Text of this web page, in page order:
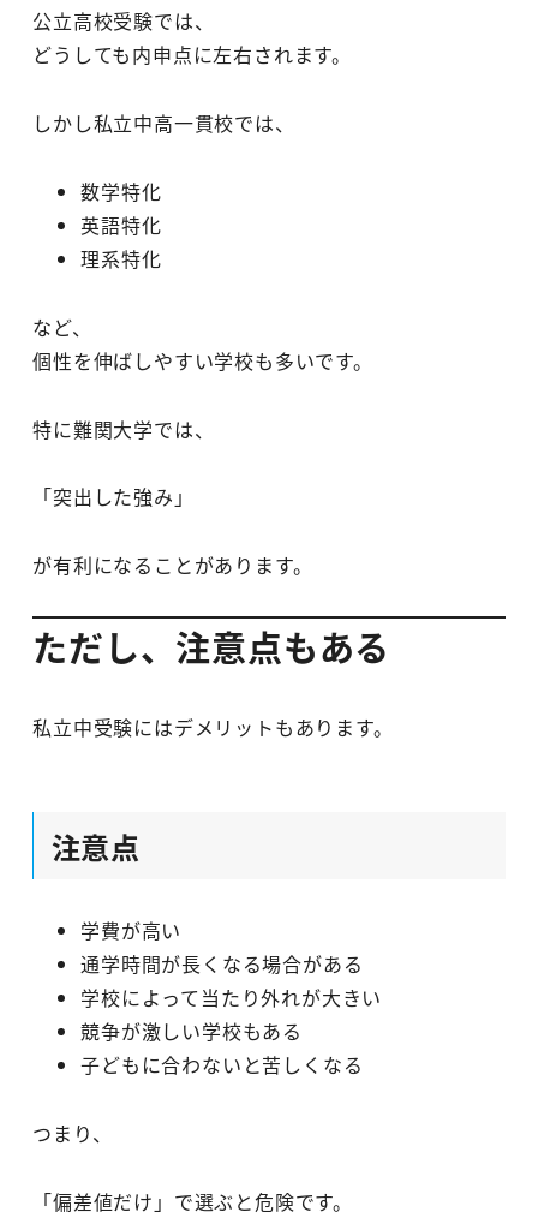
公立高校受験では、
どうしても内申点に左右されます。
しかし私立中高一貫校では、
数学特化
英語特化
理系特化
など、
個性を伸ばしやすい学校も多いです。
特に難関大学では、
「突出した強み」
が有利になることがあります。
ただし、注意点もある
私立中受験にはデメリットもあります。
注意点
学費が高い
通学時間が長くなる場合がある
学校によって当たり外れが大きい
競争が激しい学校もある
子どもに合わないと苦しくなる
つまり、
「偏差値だけ」で選ぶと危険です。